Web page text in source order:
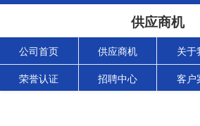
供应商机
公司首页 供应商机 关于
荣誉认证 招聘中心 客户